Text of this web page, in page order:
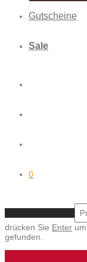
Gutscheine
Sale
0
drücken Sie Enter
gefunden.